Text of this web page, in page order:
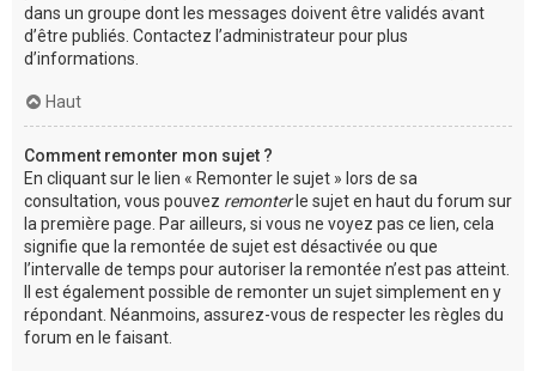
dans un groupe dont les messages doivent être validés avant
d’être publiés. Contactez l’administrateur pour plus
d’informations.
Haut
Comment remonter mon sujet ?
En cliquant sur le lien « Remonter le sujet » lors de sa
consultation, vous pouvez remonterle sujet en haut du forum sur
la première page. Par ailleurs, si vous ne voyez pas ce lien, cela
signifie que la remontée de sujet est désactivée ou que
l’intervalle de temps pour autoriser la remontée n’est pas atteint.
Il est également possible de remonter un sujet simplement en y
répondant. Néanmoins, assurez-vous de respecter les règles du
forum en le faisant.